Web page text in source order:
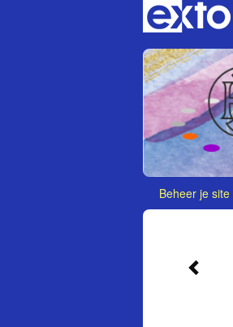
Beheer je site